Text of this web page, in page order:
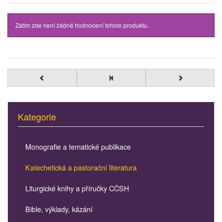
Zatím zde není žádné hodnocení tohoto produktu.
Kategorie
Monografie a tematické publikace
Katechetická a pastorační literatura
Liturgické knihy a příručky CČSH
Bible, výklady, kázání